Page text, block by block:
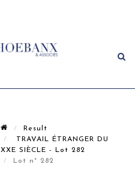
Result
TRAVAIL ÉTRANGER DU
XXE SIÈCLE - Lot 282
Lot n° 282